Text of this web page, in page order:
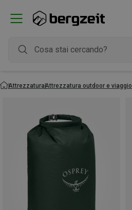
AttrezzaturaAttrezzatura outdoor e viaggio